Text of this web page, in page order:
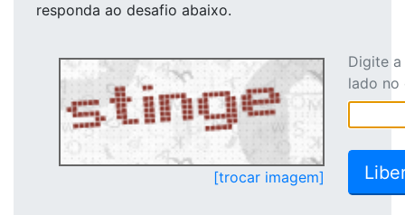
responda ao desafio abaixo.
[trocar imagem]
Digite
lado no